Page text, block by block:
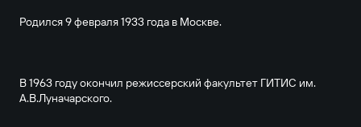
Родился 9 февраля 1933 года в Москве.
В 1963 году окончил режиссерский факультет ГИТИС им.
А.В.Луначарского.